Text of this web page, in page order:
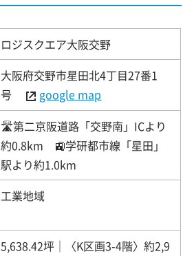
ロジスクエア大阪交野
大阪府交野市星田北4丁目27番1
号
google map
🛣️第二京阪道路「交野南」ICより
約0.8km 🚉学研都市線「星田」
駅より約1.0km
工業地域
5,638.42坪│〈K区画3-4階〉約2,9